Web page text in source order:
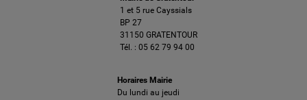
1 et 5 rue Cayssials
BP 27
31150 GRATENTOUR
Tél. : 05 62 79 94 00
Horaires Mairie
Du lundi au jeudi